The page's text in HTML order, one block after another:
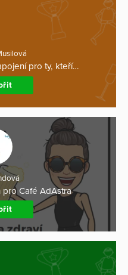
pro ty, kteří…
pro Café AdAstra